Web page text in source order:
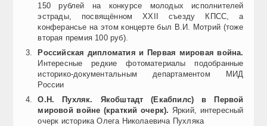
150 рублей на конкурсе молодых исполнителей
эстрады, посвящённом XXII съезду КПСС, а
конферансье на этом концерте был В.И. Мотрий (тоже
вторая премия 100 руб).
Российская дипломатия и Первая мировая война.
Интересные редкие фотоматериалы подобранные
историко-документальным департаментом МИД
России
О.Н. Пухляк. Якобштадт (Екабпилс) в Первой
мировой войне (краткий очерк). Яркий, интересный
очерк историка Олега Николаевича Пухляка